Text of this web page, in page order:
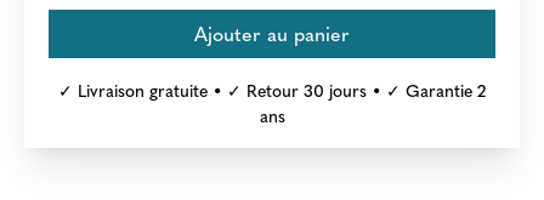
✓ Livraison gratuite • ✓ Retour 30 jours • ✓ Garantie 2
ans